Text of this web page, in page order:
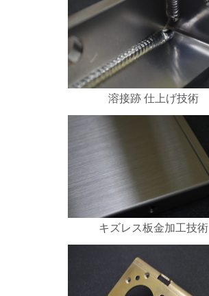
溶接跡 仕上げ技術
キズレス板金加工技術